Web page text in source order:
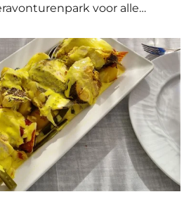
voor alle…